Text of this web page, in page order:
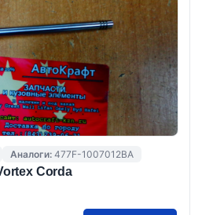
Аналоги: 477F-1007012BA
Corda